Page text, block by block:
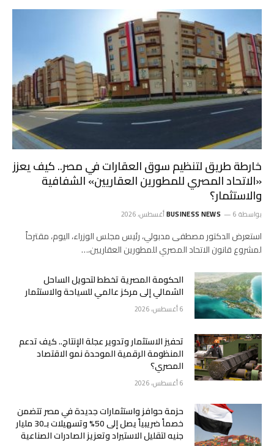
خارطة طريق لتنظيم سوق العقارات في مصر.. كيف يعزز
«الاتحاد المصري للمطورين العقاريين» الشفافية
والاستثمار؟
بواسطة BUSINESS NEWS 6 أغسطس، 2026
استعرض الدكتور مصطفى مدبولي، رئيس مجلس الوزراء، اليوم، مقترحاً
لمشروع قانون الاتحاد المصري للمطورين العقاريين،…
الحكومة المصرية تخطط لتحويل الساحل
الشمالي إلى مركز عالمي للسياحة والاستثمار
6 أغسطس، 2026
تحفيز الاستثمار وتدوير عجلة الإنتاج.. كيف تدعم
المنظومة الرقمية الموحدة نمو الاقتصاد
المصري؟
6 أغسطس، 2026
حزمة حوافز واستثمارات جديدة في مصر تتضمن
خصماً ضريبياً يصل إلى 50% وتسهيلات بـ30 مليار
جنيه لتقليل الاستيراد وتعزيز الصادرات الصناعية